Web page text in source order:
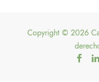
Copyright © 2026